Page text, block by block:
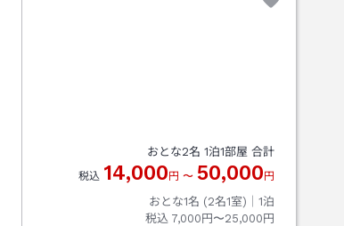
おとな2名 1泊1部屋 合計
税込 14,000 円 〜 50,000 円
おとな1名 (2名1室)｜ 1泊
税込 7,000円〜25,000円